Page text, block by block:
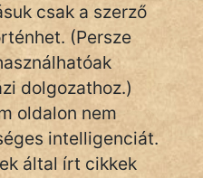
csak a szerző
(Persze
dolgozathoz.)
oldalon nem
intelligenciát.
által írt cikkek